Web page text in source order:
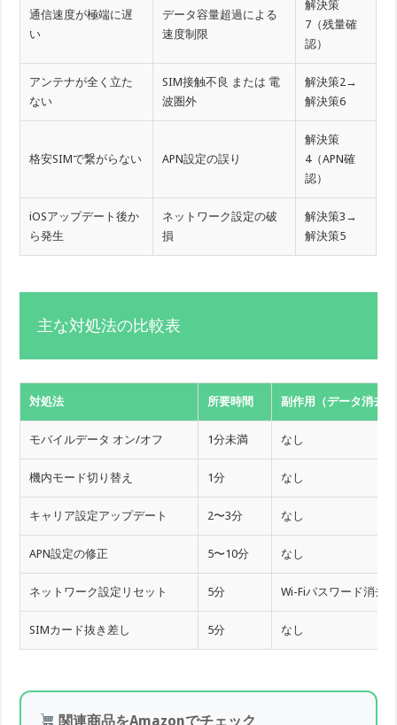
通信速度が極端に遅
い
データ容量超過による
速度制限
解決策
7（残量確
認）
アンテナが全く立た
ない
SIM接触不良 または 電
波圏外
解決策2→
解決策6
格安SIMで繋がらない APN設定の誤り
解決策
4（APN確
認）
iOSアップデート後か
ら発生
ネットワーク設定の破
損
解決策3→
解決策5
主な対処法の比較表
対処法 所要時間 副作用（データ消去
モバイルデータ オン/オフ 1分未満 なし
機内モード切り替え 1分 なし
キャリア設定アップデート 2〜3分 なし
APN設定の修正 5〜10分 なし
ネットワーク設定リセット 5分 Wi-Fiパスワード消去
SIMカード抜き差し 5分 なし
関連商品をAmazonでチェック